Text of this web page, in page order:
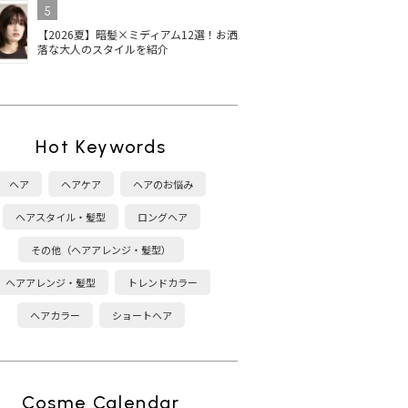
5
【2026夏】暗髪×ミディアム12選！お洒
落な大人のスタイルを紹介
Hot Keywords
ヘア ヘアケア ヘアのお悩み
ヘアスタイル・髪型 ロングヘア
その他（ヘアアレンジ・髪型）
ヘアアレンジ・髪型 トレンドカラー
ヘアカラー ショートヘア
Cosme Calendar